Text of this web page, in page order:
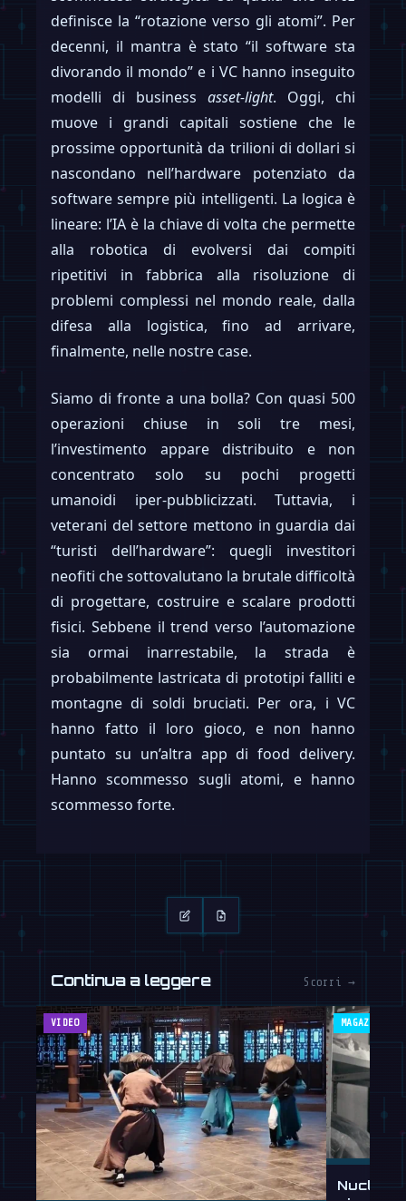
definisce la “rotazione verso gli atomi”. Per
decenni, il mantra è stato “il software sta
divorando il mondo” e i VC hanno inseguito
modelli di business asset-light. Oggi, chi
muove i grandi capitali sostiene che le
prossime opportunità da trilioni di dollari si
nascondano nell’hardware potenziato da
software sempre più intelligenti. La logica è
lineare: l’IA è la chiave di volta che permette
alla robotica di evolversi dai compiti
ripetitivi in fabbrica alla risoluzione di
problemi complessi nel mondo reale, dalla
difesa alla logistica, fino ad arrivare,
finalmente, nelle nostre case.
Siamo di fronte a una bolla? Con quasi 500
operazioni chiuse in soli tre mesi,
l’investimento appare distribuito e non
concentrato solo su pochi progetti
umanoidi iper-pubblicizzati. Tuttavia, i
veterani del settore mettono in guardia dai
“turisti dell’hardware”: quegli investitori
neofiti che sottovalutano la brutale difficoltà
di progettare, costruire e scalare prodotti
fisici. Sebbene il trend verso l’automazione
sia ormai inarrestabile, la strada è
probabilmente lastricata di prototipi falliti e
montagne di soldi bruciati. Per ora, i VC
hanno fatto il loro gioco, e non hanno
puntato su un’altra app di food delivery.
Hanno scommesso sugli atomi, e hanno
scommesso forte.
Continua a leggere Scorri →
VIDEO MAGAZINE
Nucleus